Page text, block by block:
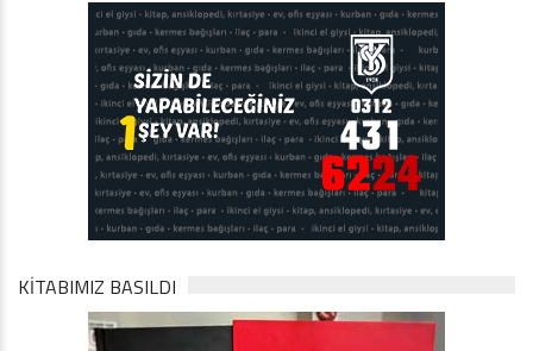
KİTABIMIZ BASILDI